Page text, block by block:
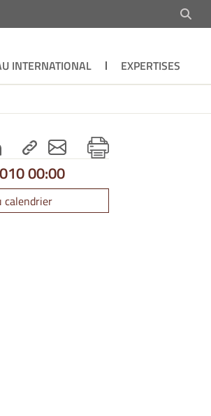
INTERNATIONAL
EXPERTISES
00:00
calendrier